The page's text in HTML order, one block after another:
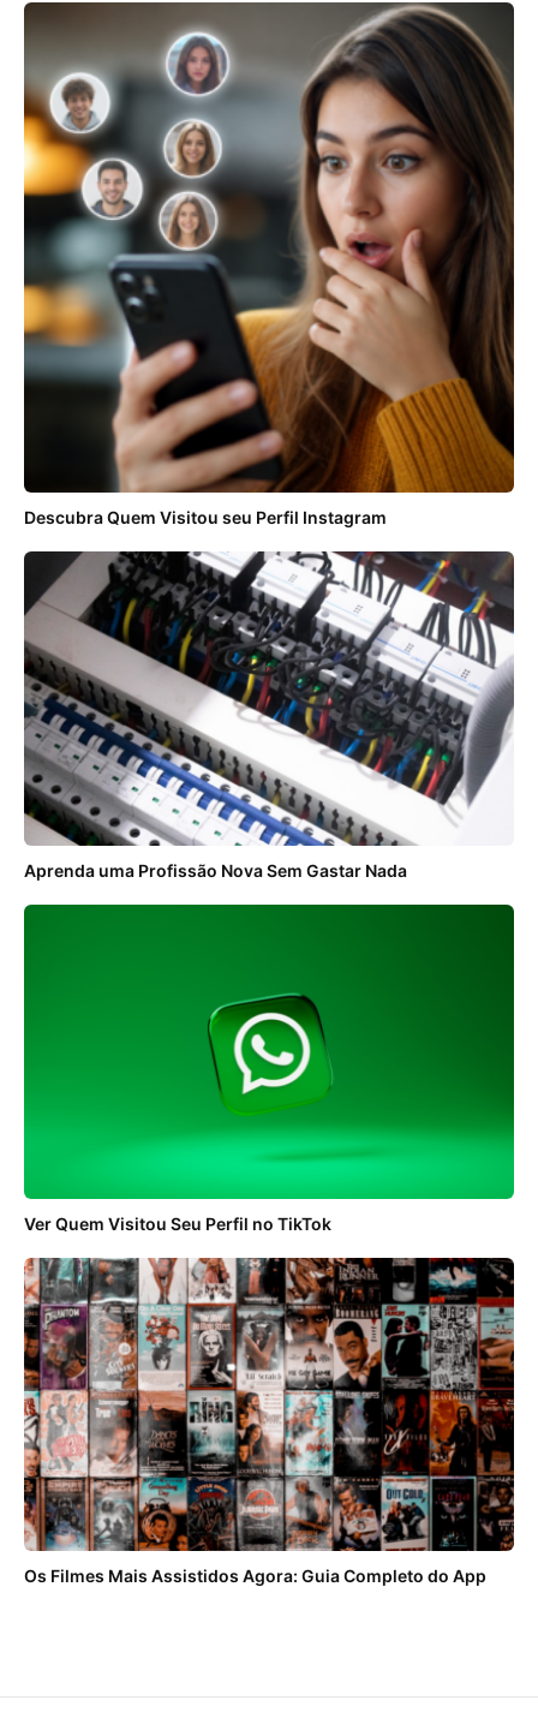
Descubra Quem Visitou seu Perfil Instagram
Aprenda uma Profissão Nova Sem Gastar Nada
Ver Quem Visitou Seu Perfil no TikTok
Os Filmes Mais Assistidos Agora: Guia Completo do App